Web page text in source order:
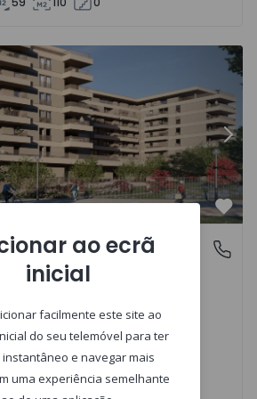
- 3
JARDIM
Santas, Porto
€
ao ecrã
inicial
facilmente este site ao
do seu telemóvel para ter
instantâneo e navegar mais
uma experiência semelhante